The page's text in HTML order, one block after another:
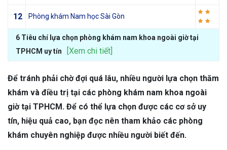
12 Phòng khám Nam học Sài Gòn
6 Tiêu chí lựa chọn phòng khám nam khoa ngoài giờ tại
TPHCM uy tín
[Xem chi tiết]
Để tránh phải chờ đợi quá lâu, nhiều người lựa chọn thăm
khám và điều trị tại các phòng khám nam khoa ngoài
giờ tại TPHCM. Để có thể lựa chọn được các cơ sở uy
tín, hiệu quả cao, bạn đọc nên tham khảo các phòng
khám chuyên nghiệp được nhiều người biết đến.